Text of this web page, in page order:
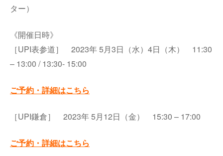
ター）
《開催日時》
［UPI表参道］ 2023年 5月3日（水）4日（木） 11:30
– 13:00 / 13:30- 15:00
ご予約・詳細はこちら
［UPI鎌倉］ 2023年 5月12日（金） 15:30 – 17:00
ご予約・詳細はこちら